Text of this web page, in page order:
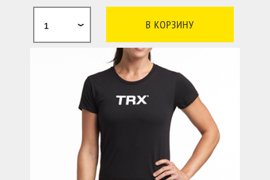
1